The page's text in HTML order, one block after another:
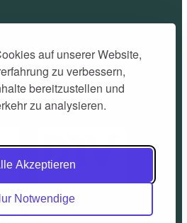
auf unserer Website,
zu verbessern,
bereitzustellen und
zu analysieren.
Akzeptieren
Notwendige
Alpinatours.de